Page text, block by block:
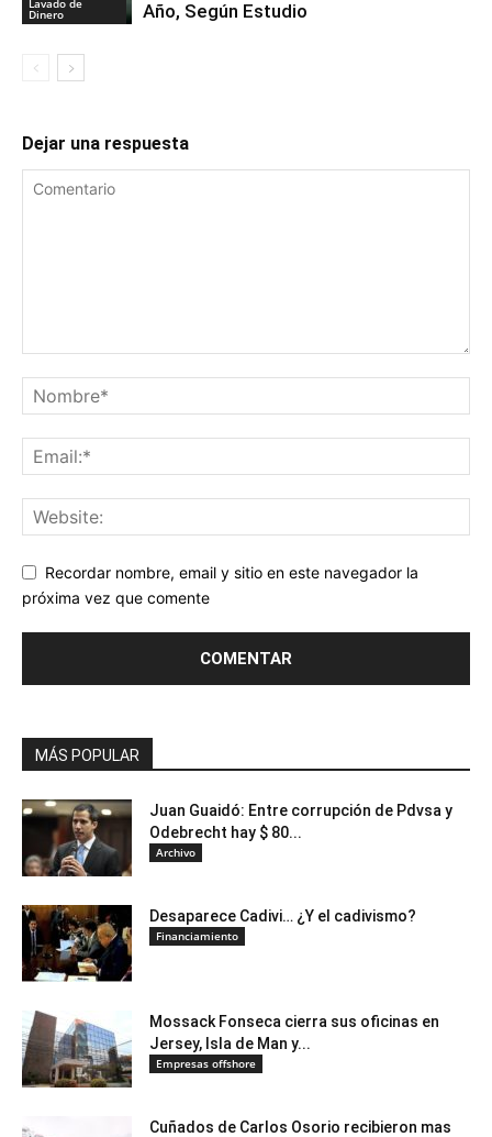
Lavado de
Dinero Año, Según Estudio
Dejar una respuesta
Recordar nombre, email y sitio en este navegador la
próxima vez que comente
MÁS POPULAR
Juan Guaidó: Entre corrupción de Pdvsa y
Odebrecht hay $ 80...
Archivo
Desaparece Cadivi… ¿Y el cadivismo?
Financiamiento
Mossack Fonseca cierra sus oficinas en
Jersey, Isla de Man y...
Empresas offshore
Cuñados de Carlos Osorio recibieron mas